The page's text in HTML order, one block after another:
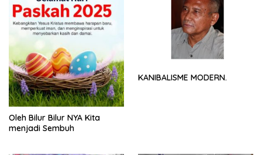
Oleh Bilur Bilur NYA Kita
menjadi Sembuh
KANIBALISME MODERN.